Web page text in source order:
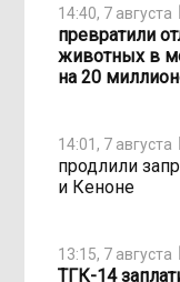
14:40, 7 августа
превратили
животных в
на 20
14:01, 7 августа
продлили
и Кеноне
13:15, 7 августа
ТГК-14